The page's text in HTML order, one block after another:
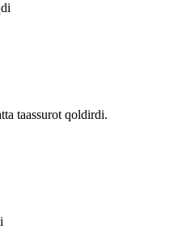
taassurot qoldirdi.